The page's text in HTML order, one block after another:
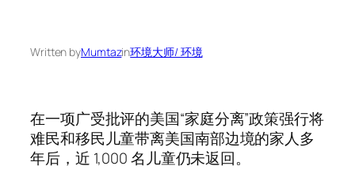
Written byMumtazin环境大师/ 环境
在一项广受批评的美国“家庭分离”政策强行将
难民和移民儿童带离美国南部边境的家人多
年后，近 1,000 名儿童仍未返回。